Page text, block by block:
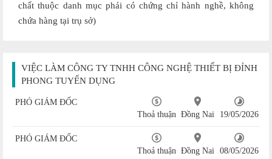
chất thuộc danh mục phải có chứng chỉ hành nghề, không
chứa hàng tại trụ sở)
VIỆC LÀM CÔNG TY TNHH CÔNG NGHỆ THIẾT BỊ ĐỈNH
PHONG TUYỂN DỤNG
PHÓ GIÁM ĐỐC
Thoả thuận Đồng Nai 19/05/2026
PHÓ GIÁM ĐỐC
Thoả thuận Đồng Nai 08/05/2026